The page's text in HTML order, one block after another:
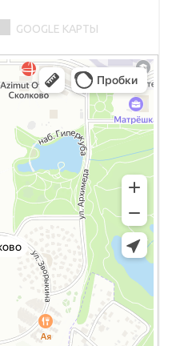
GOOGLE КАРТЫ